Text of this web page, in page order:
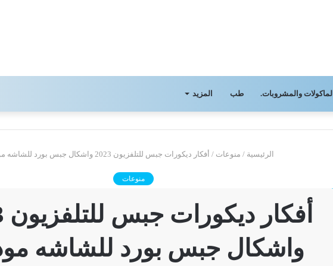
الماكولات والمشروبات. طب المزيد
الرئيسية / منوعات / أفكار ديكورات جبس للتلفزيون 2023 واشكال جبس بورد للشاشه مودرن
منوعات
واشكال جبس بورد للشاشه